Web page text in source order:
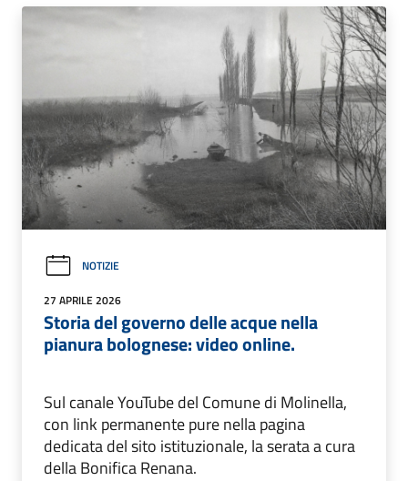
NOTIZIE
27 APRILE 2026
Storia del governo delle acque nella
pianura bolognese: video online.
Sul canale YouTube del Comune di Molinella,
con link permanente pure nella pagina
dedicata del sito istituzionale, la serata a cura
della Bonifica Renana.